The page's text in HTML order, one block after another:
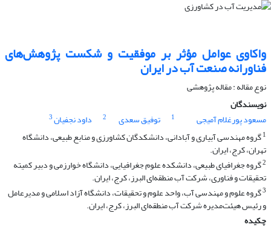
واکاوی عوامل مؤثر بر موفقیت و شکست پژوهش‌های
فناورانه صنعت آب در ایران
نوع مقاله : مقاله پژوهشی
نویسندگان
مسعود پورغلام آمیجی
1 توفیق سعدی 2 داود نجفیان3
1گروه مهندسی آبیاری و آبادانی، دانشکدگان کشاورزی و منابع طبیعی، دانشگاه
تهران، کرج، ایران.
2گروه جغرافیای طبیعی، دانشکده علوم جغرافیایی، دانشگاه خوارزمی و دبیر کمیته
تحقیقات و فناوری، شرکت آب منطقه‌ای البرز، کرج، ایران.
3گروه علوم و مهندسی آب، واحد علوم و تحقیقات، دانشگاه آزاد اسلامی و مدیرعامل
و رئیس هیئت‌مدیره شرکت آب منطقه‌ای البرز، کرج، ایران.
چکیده